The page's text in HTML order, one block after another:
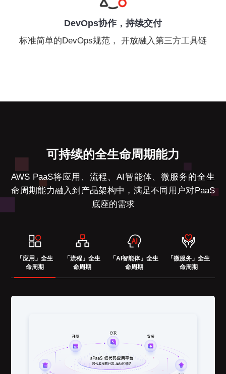
DevOps协作，持续交付
标准简单的DevOps规范， 开放融入第三方工具链
可持续的全生命周期能力
AWS PaaS将应用、流程、AI智能体、微服务的全生
命周期能力融入到产品架构中，满足不同用户对PaaS
底座的需求
「应用」全生
命周期
「流程」全生
命周期
「AI智能体」全生
命周期
「微服务」全生
命周期